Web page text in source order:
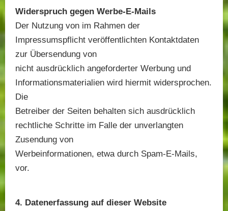
Widerspruch gegen Werbe-E-Mails
Der Nutzung von im Rahmen der
Impressumspflicht veröffentlichten Kontaktdaten
zur Übersendung von
nicht ausdrücklich angeforderter Werbung und
Informationsmaterialien wird hiermit widersprochen.
Die
Betreiber der Seiten behalten sich ausdrücklich
rechtliche Schritte im Falle der unverlangten
Zusendung von
Werbeinformationen, etwa durch Spam-E-Mails,
vor.
4. Datenerfassung auf dieser Website